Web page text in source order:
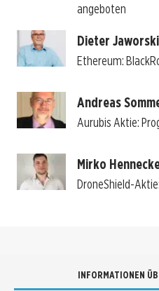
angeboten
Dieter Jaworski
Ethereum:
Andreas
Aurubis Aktie:
Mirko
DroneShield-
INFORMATIONEN